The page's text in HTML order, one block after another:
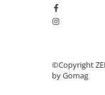
©Copyright
by Gomag